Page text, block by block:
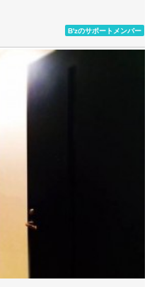
B'zのサポートメンバー